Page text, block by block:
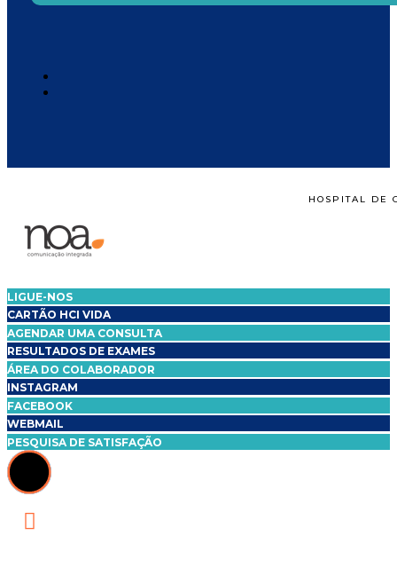
HOSPITAL DE
LIGUE-NOS
CARTÃO HCI VIDA
AGENDAR UMA CONSULTA
RESULTADOS DE EXAMES
ÁREA DO COLABORADOR
INSTAGRAM
FACEBOOK
WEBMAIL
PESQUISA DE SATISFAÇÃO